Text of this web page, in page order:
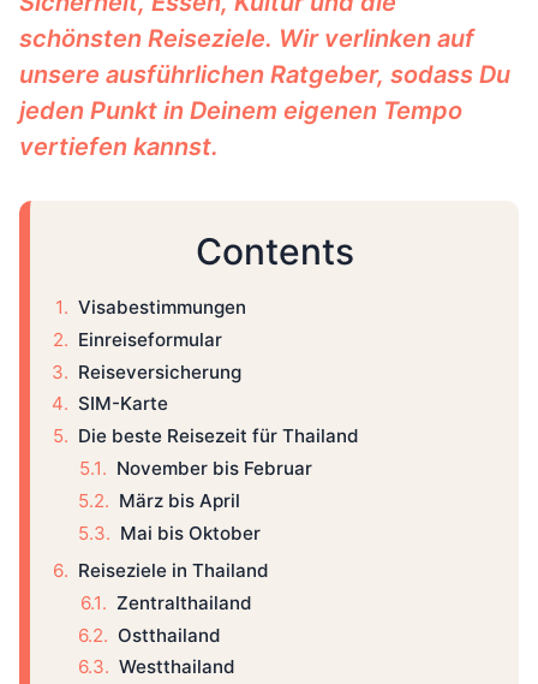
schönsten Reiseziele. Wir verlinken auf
unsere ausführlichen Ratgeber, sodass Du
jeden Punkt in Deinem eigenen Tempo
vertiefen kannst.
Contents
Visabestimmungen
Einreiseformular
Reiseversicherung
SIM-Karte
Die beste Reisezeit für Thailand
November bis Februar
März bis April
Mai bis Oktober
Reiseziele in Thailand
Zentralthailand
Ostthailand
Westthailand